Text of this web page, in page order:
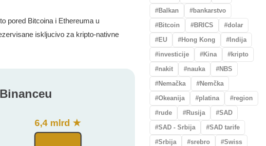
pored Bitcoina i Ethereuma u
iskljucivo za kripto-nativne
Balkan
bankarstvo
Bitcoin
BRICS
dolar
EU
Hong Kong
Indija
investicije
Kina
kripto
nakit
nauka
NBS
Nemačka
Nemčka
Okeanija
platina
region
rude
Rusija
SAD
SAD - Srbija
SAD tarife
Srbija
srebro
Swiss